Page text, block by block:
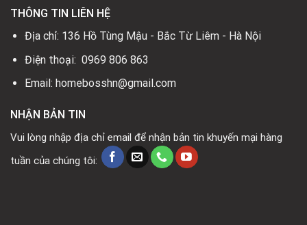
THÔNG TIN LIÊN HỆ
Địa chỉ: 136 Hồ Tùng Mậu - Bắc Từ Liêm - Hà Nội
Điện thoại: 0969 806 863
Email: homebosshn@gmail.com
NHẬN BẢN TIN
Vui lòng nhập địa chỉ email để nhận bản tin khuyến mại hàng
tuần của chúng tôi: